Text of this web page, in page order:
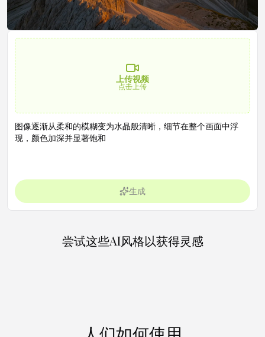
上传视频
点击上传
生成
尝试这些AI风格以获得灵感